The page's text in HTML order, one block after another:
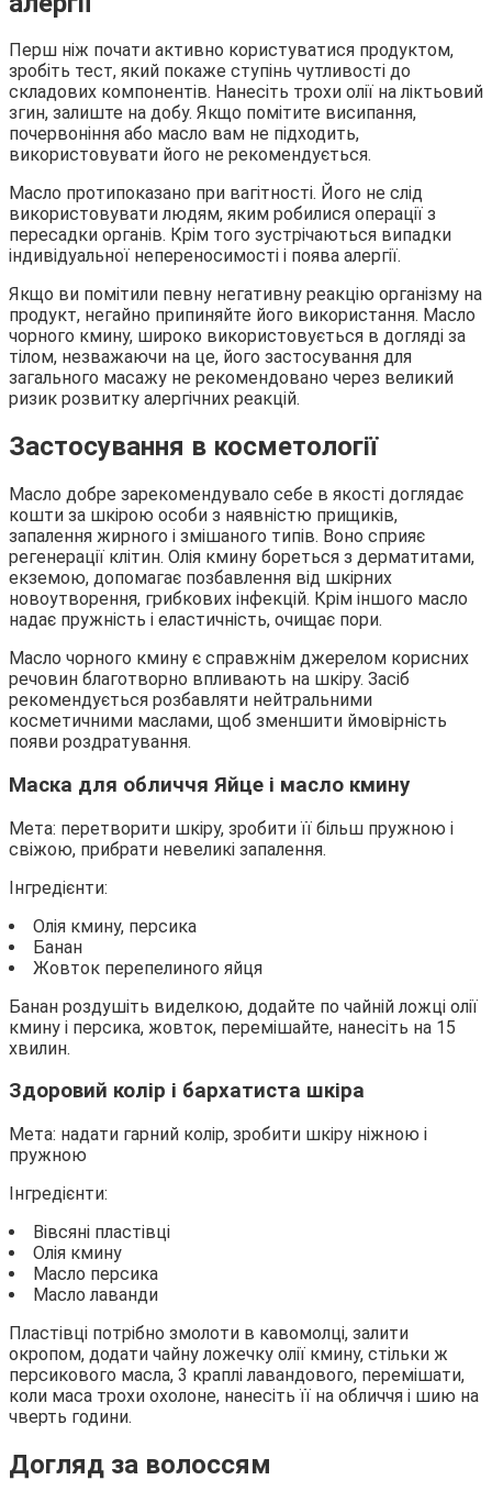
Перш ніж почати активно користуватися продуктом,
зробіть тест, який покаже ступінь чутливості до
складових компонентів. Нанесіть трохи олії на ліктьовий
згин, залиште на добу. Якщо помітите висипання,
почервоніння або масло вам не підходить,
використовувати його не рекомендується.
Масло протипоказано при вагітності. Його не слід
використовувати людям, яким робилися операції з
пересадки органів. Крім того зустрічаються випадки
індивідуальної непереносимості і поява алергії.
Якщо ви помітили певну негативну реакцію організму на
продукт, негайно припиняйте його використання. Масло
чорного кмину, широко використовується в догляді за
тілом, незважаючи на це, його застосування для
загального масажу не рекомендовано через великий
ризик розвитку алергічних реакцій.
Застосування в косметології
Масло добре зарекомендувало себе в якості доглядає
кошти за шкірою особи з наявністю прищиків,
запалення жирного і змішаного типів. Воно сприяє
регенерації клітин. Олія кмину бореться з дерматитами,
екземою, допомагає позбавлення від шкірних
новоутворення, грибкових інфекцій. Крім іншого масло
надає пружність і еластичність, очищає пори.
Масло чорного кмину є справжнім джерелом корисних
речовин благотворно впливають на шкіру. Засіб
рекомендується розбавляти нейтральними
косметичними маслами, щоб зменшити ймовірність
появи роздратування.
Маска для обличчя Яйце і масло кмину
Мета: перетворити шкіру, зробити її більш пружною і
свіжою, прибрати невеликі запалення.
Інгредієнти:
Олія кмину, персика
Банан
Жовток перепелиного яйця
Банан роздушіть виделкою, додайте по чайній ложці олії
кмину і персика, жовток, перемішайте, нанесіть на 15
хвилин.
Здоровий колір і бархатиста шкіра
Мета: надати гарний колір, зробити шкіру ніжною і
пружною
Інгредієнти:
Вівсяні пластівці
Олія кмину
Масло персика
Масло лаванди
Пластівці потрібно змолоти в кавомолці, залити
окропом, додати чайну ложечку олії кмину, стільки ж
персикового масла, 3 краплі лавандового, перемішати,
коли маса трохи охолоне, нанесіть її на обличчя і шию на
чверть години.
Догляд за волоссям